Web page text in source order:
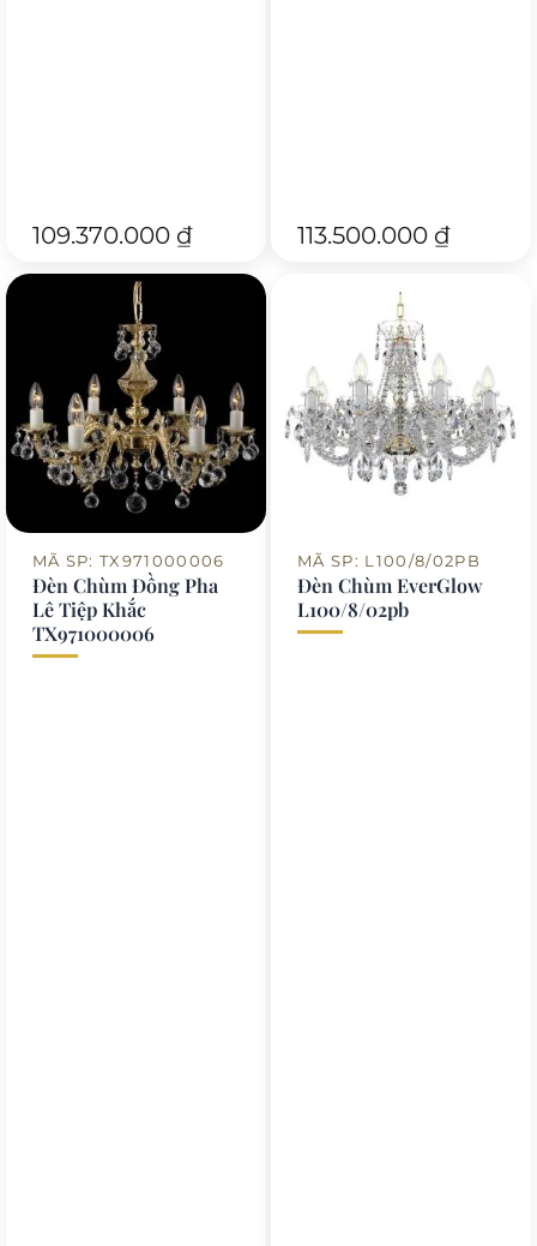
109.370.000 ₫ 113.500.000 ₫
MÃ SP: TX971000006
Đèn Chùm Đồng Pha
Lê Tiệp Khắc
TX971000006
MÃ SP: L100/8/02PB
Đèn Chùm EverGlow
L100/8/02pb